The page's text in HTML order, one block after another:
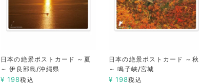
日本の絶景ポストカード ～夏
～ 伊良部島/沖縄県
¥ 198税込
日本の絶景ポストカード ～秋
～ 鳴子峡/宮城
¥ 198税込